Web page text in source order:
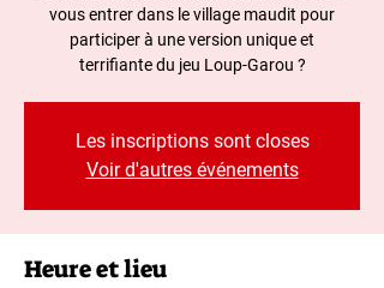
vous entrer dans le village maudit pour
participer à une version unique et
terrifiante du jeu Loup-Garou ?
Les inscriptions sont closes
Voir d'autres événements
Heure et lieu